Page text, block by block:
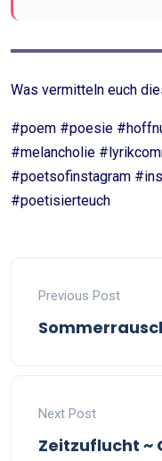
Was vermitteln euch
#poem #poesie
#melancholie
#poetsofinstagram
#poetisierteuch
Previous Post
Next Post
Zeitzuflucht ~